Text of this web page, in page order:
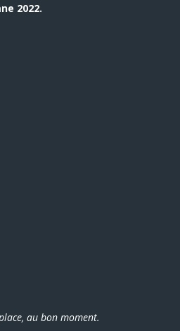
2022.
au bon moment.